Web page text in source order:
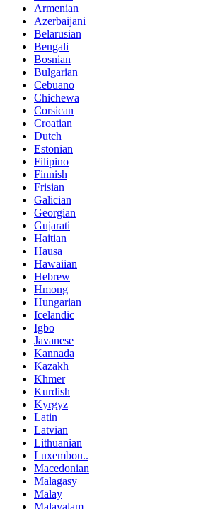
Armenian
Azerbaijani
Belarusian
Bengali
Bosnian
Bulgarian
Cebuano
Chichewa
Corsican
Croatian
Dutch
Estonian
Filipino
Finnish
Frisian
Galician
Georgian
Gujarati
Haitian
Hausa
Hawaiian
Hebrew
Hmong
Hungarian
Icelandic
Igbo
Javanese
Kannada
Kazakh
Khmer
Kurdish
Kyrgyz
Latin
Latvian
Lithuanian
Luxembou..
Macedonian
Malagasy
Malay
Malayalam